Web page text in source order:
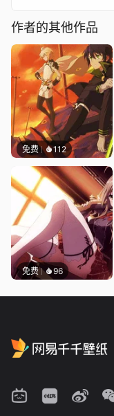
作者的其他作品
免费 112
免费 96